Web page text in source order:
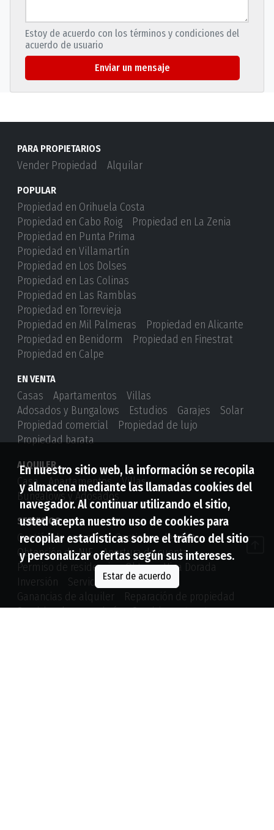
Estoy de acuerdo con los términos y condiciones del
acuerdo de usuario
Enviar un mensaje
PARA PROPIETARIOS
Vender Propiedad Alquilar
POPULAR
Propiedad en Orihuela Costa
Propiedad en Cabo Roig
Propiedad en La Zenia
Propiedad en Punta Prima
Propiedad en Villamartín
Propiedad en Los Dolses
Propiedad en Las Colinas
Propiedad en Las Ramblas
Propiedad en Torrevieja
Propiedad en Mil Palmeras
Propiedad en Alicante
Propiedad en Benidorm
Propiedad en Finestrat
Propiedad en Calpe
EN VENTA
Casas Apartamentos
Villas
Adosados ​​y Bungalows
Estudios Garajes
Solar
Propiedad comercial
Propiedad de lujo
Propiedad barata
ALQUILER
Casa Apartamentos
Villas
Bungalows y Adosados
SERVICIOS
Gestión de compras
Gestiones de venta
Obtención de NIE
Apertura de cuenta
Permiso de residencia
Obtener Visa Dorada
Inversión
Servicios jurídicos
Ganancias de alquiler
Reparación de propiedad
Servicios de conserjería
Servicio postventa
En nuestro sitio web, la información se recopila
y almacena mediante las llamadas cookies del
navegador. Al continuar utilizando el sitio,
usted acepta nuestro uso de cookies para
recopilar estadísticas sobre el tráfico del sitio
y personalizar ofertas según sus intereses.
Estar de acuerdo